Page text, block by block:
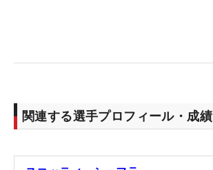
関連する選手プロフィール・成績